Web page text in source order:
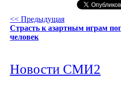
<< Предыдущая
Страсть к азартным играм
человек
Новости СМИ2